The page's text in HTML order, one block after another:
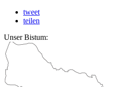
tweet
teilen
Unser Bistum: